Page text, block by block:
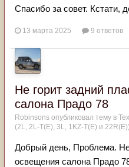
Спасибо за совет. Кстати,
13 марта 2025 9 ответов
Не горит задний
салона Прадо 78
Robinsons опубликовал тему в
(2L, 2L-T(Е), 3L, 1KZ-T(E) и 22R(Е))
Добрый день, Проблема.
освещения салона Прадо